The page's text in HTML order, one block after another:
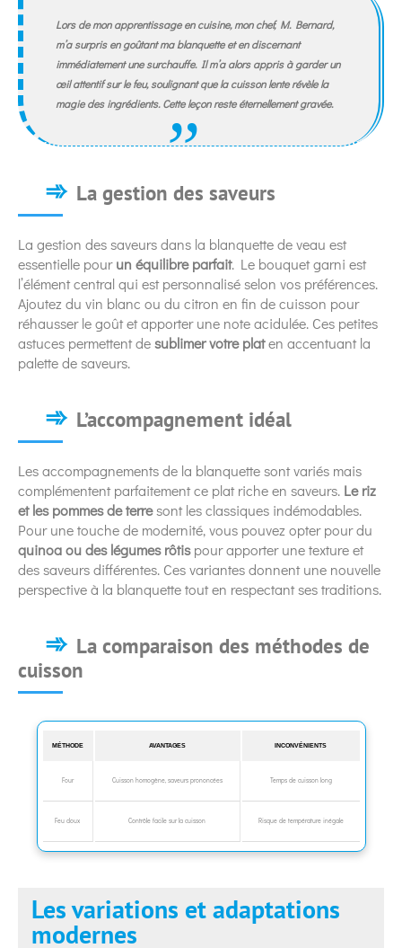
Lors de mon apprentissage en cuisine, mon chef, M. Bernard,
m’a surpris en goûtant ma blanquette et en discernant
immédiatement une surchauffe. Il m’a alors appris à garder un
œil attentif sur le feu, soulignant que la cuisson lente révèle la
magie des ingrédients. Cette leçon reste éternellement gravée.
La gestion des saveurs
La gestion des saveurs dans la blanquette de veau est
essentielle pourun équilibre parfait. Le bouquet garni est
l’élément central qui est personnalisé selon vos préférences.
Ajoutez du vin blanc ou du citron en fin de cuisson pour
réhausser le goût et apporter une note acidulée. Ces petites
astuces permettent desublimer votre platen accentuant la
palette de saveurs.
L’accompagnement idéal
Les accompagnements de la blanquette sont variés mais
complémentent parfaitement ce plat riche en saveurs. Le riz
et les pommes de terresont les classiques indémodables.
Pour une touche de modernité, vous pouvez opter pour du
quinoa ou des légumes rôtispour apporter une texture et
des saveurs différentes. Ces variantes donnent une nouvelle
perspective à la blanquette tout en respectant ses traditions.
La comparaison des méthodes de
cuisson
MÉTHODE AVANTAGES INCONVÉNIENTS
Four Cuisson homogène, saveurs prononcées Temps de cuisson long
Feu doux Contrôle facile sur la cuisson Risque de température inégale
Les variations et adaptations
modernes